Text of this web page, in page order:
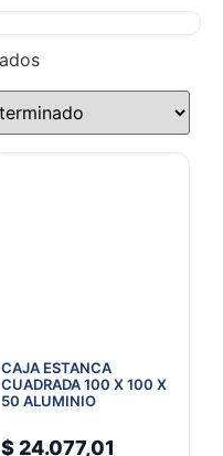
CAJA ESTANCA
CUADRADA 100 X 100 X
50 ALUMINIO
$24.077,01